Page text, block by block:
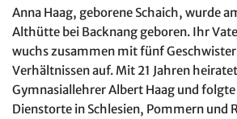
Anna Haag, geborene Schaich, wurde
Althütte bei Backnang geboren. Ihr
wuchs zusammen mit fünf
Verhältnissen auf. Mit 21 Jahren
Gymnasiallehrer Albert Haag und
Dienstorte in Schlesien, Pommern und